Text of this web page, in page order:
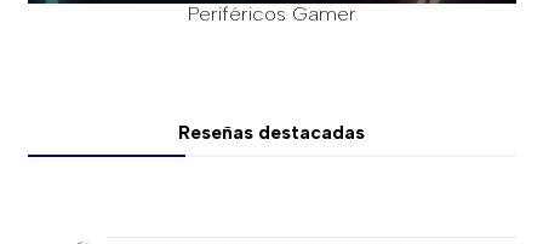
Periféricos Gamer
Reseñas destacadas